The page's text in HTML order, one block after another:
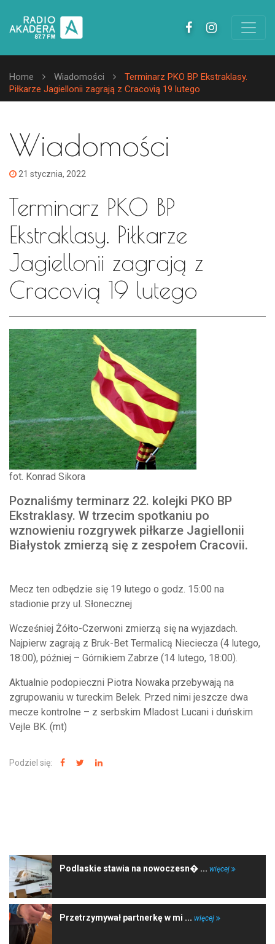
Home Wiadomości
Terminarz PKO BP Ekstraklasy.
Piłkarze Jagiellonii zagrają z Cracovią 19 lutego
Wiadomości
21 stycznia, 2022
Terminarz PKO BP
Ekstraklasy. Piłkarze
Jagiellonii zagrają z
Cracovią 19 lutego
fot. Konrad Sikora
Poznaliśmy terminarz 22. kolejki PKO BP
Ekstraklasy. W trzecim spotkaniu po
wznowieniu rozgrywek piłkarze Jagiellonii
Białystok zmierzą się z zespołem Cracovii.
Mecz ten odbędzie się 19 lutego o godz. 15:00 na
stadionie przy ul. Słonecznej
Wcześniej Żółto-Czerwoni zmierzą się na wyjazdach.
Najpierw zagrają z Bruk-Bet Termalicą Nieciecza (4 lutego,
18:00), później – Górnikiem Zabrze (14 lutego, 18:00).
Aktualnie podopieczni Piotra Nowaka przebywają na
zgrupowaniu w tureckim Belek. Przed nimi jeszcze dwa
mecze kontrolne – z serbskim Mladost Lucani i duńskim
Vejle BK. (mt)
Podziel się:
Podlaskie stawia na nowoczesn� ... więcej
Przetrzymywał partnerkę w mi ... więcej